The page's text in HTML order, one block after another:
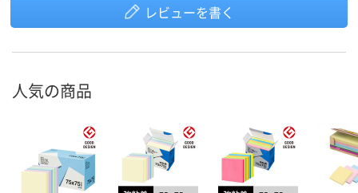
レビューを書く
人気の商品